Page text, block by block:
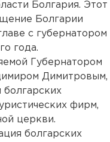
Болгария. Этот
Болгарии
с губернатором
года.
Губернатором
Димитровым,
болгарских
фирм,
церкви.
болгарских